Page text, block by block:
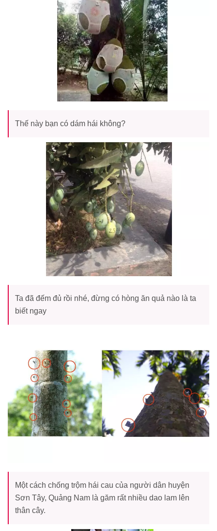
Thế này bạn có dám hái không?
Ta đã đếm đủ rồi nhé, đừng có hòng ăn quả nào là ta
biết ngay
Một cách chống trộm hái cau của người dân huyện
Sơn Tây, Quảng Nam là găm rất nhiều dao lam lên
thân cây.